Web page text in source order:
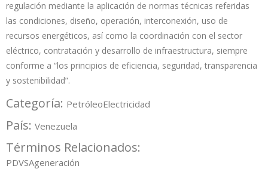
regulación mediante la aplicación de normas técnicas referidas
las condiciones, diseño, operación, interconexión, uso de
recursos energéticos, así como la coordinación con el sector
eléctrico, contratación y desarrollo de infraestructura, siempre
conforme a “los principios de eficiencia, seguridad, transparencia
y sostenibilidad”.
Categoría: PetróleoElectricidad
País: Venezuela
Términos Relacionados:
PDVSAgeneración